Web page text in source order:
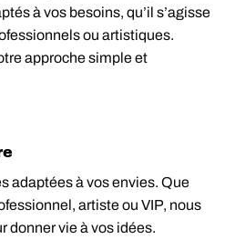
à vos besoins, qu’il s’agisse
ou artistiques.
approche simple et
adaptées à vos envies. Que
artiste ou VIP, nous
donner vie à vos idées.